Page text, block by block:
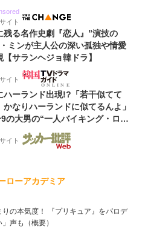
イト
残る名作史劇『恋人』”演技の
ミンが主人公の深い孤独や情愛
サランヘジョ韓ドラ】
イト
ハーランド出現!?「若干似てて
なりハーランドに似てるんよ」
の大男の“一人バイキング・ロ
!「元気をもらった」
イト
ローアカデミア
りの本気度！ 『プリキュア』をパロデ
声も（概要）